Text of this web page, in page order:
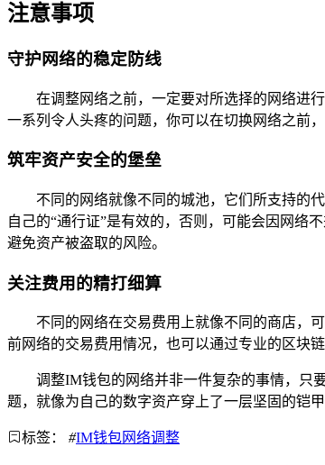
注意事项
守护网络的稳定防线
在调整网络之前，一定要对所选择的网络进
一系列令人头疼的问题，你可以在切换网络之前
筑牢资产安全的堡垒
不同的网络就像不同的城池，它们所支持的
自己的“通行证”是有效的，否则，可能会因网络
避免资产被盗取的风险。
关注费用的精打细算
不同的网络在交易费用上就像不同的商店，
前网络的交易费用情况，也可以通过专业的区块
调整IM钱包的网络并非一件复杂的事情，只
题，就像为自己的数字资产穿上了一层坚固的铠
标签： #IM钱包网络调整